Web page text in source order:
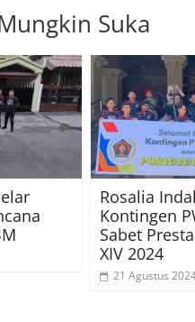
Suka
Rosalia
Kontingen
Sabet
XIV 2024
21 Agustus